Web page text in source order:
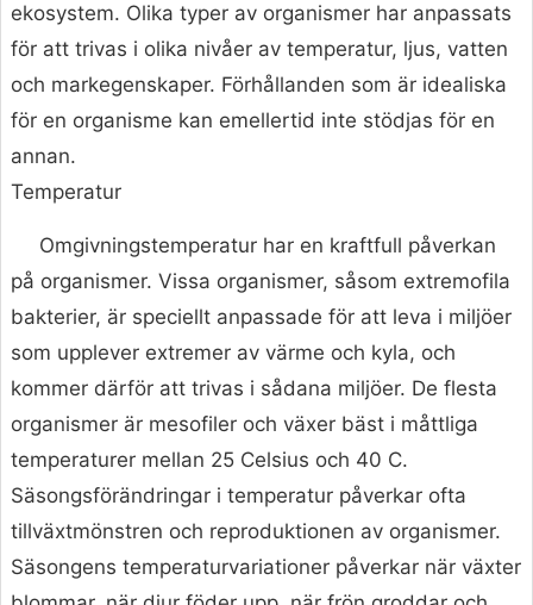
ekosystem. Olika typer av organismer har anpassats
för att trivas i olika nivåer av temperatur, ljus, vatten
och markegenskaper. Förhållanden som är idealiska
för en organisme kan emellertid inte stödjas för en
annan.
Temperatur
Omgivningstemperatur har en kraftfull påverkan
på organismer. Vissa organismer, såsom extremofila
bakterier, är speciellt anpassade för att leva i miljöer
som upplever extremer av värme och kyla, och
kommer därför att trivas i sådana miljöer. De flesta
organismer är mesofiler och växer bäst i måttliga
temperaturer mellan 25 Celsius och 40 C.
Säsongsförändringar i temperatur påverkar ofta
tillväxtmönstren och reproduktionen av organismer.
Säsongens temperaturvariationer påverkar när växter